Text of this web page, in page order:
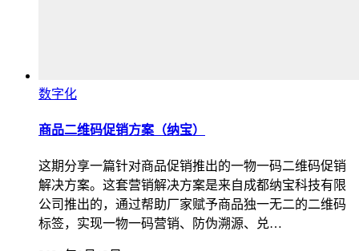
数字化
商品二维码促销方案（纳宝）
这期分享一篇针对商品促销推出的一物一码二维码促销
解决方案。这套营销解决方案是来自成都纳宝科技有限
公司推出的，通过帮助厂家赋予商品独一无二的二维码
标签，实现一物一码营销、防伪溯源、兑…